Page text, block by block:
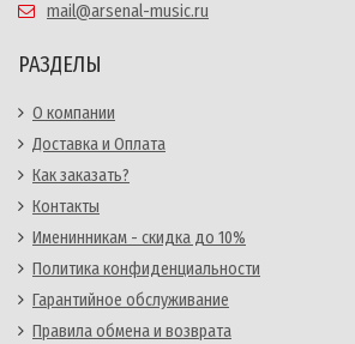
mail@arsenal-music.ru
РАЗДЕЛЫ
О компании
Доставка и Оплата
Как заказать?
Контакты
Именинникам - скидка до 10%
Политика конфиденциальности
Гарантийное обслуживание
Правила обмена и возврата